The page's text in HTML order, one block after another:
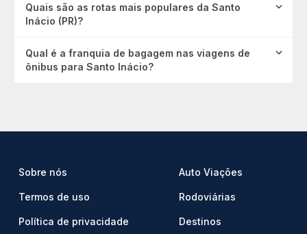
Quais são as rotas mais populares da Santo
Inácio (PR)?
Qual é a franquia de bagagem nas viagens de
ônibus para Santo Inácio?
Sobre nós
Termos de uso
Política de privacidade
Auto Viações
Rodoviárias
Destinos